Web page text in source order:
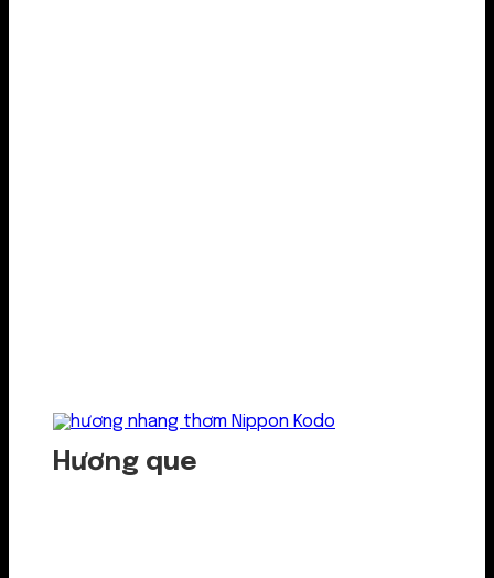
Hương que